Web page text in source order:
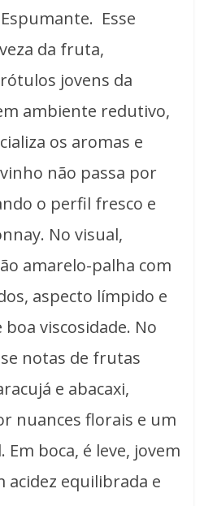
Esse
da fruta,
jovens da
ambiente redutivo,
os aromas e
não passa por
o perfil fresco e
No visual,
amarelo-palha com
aspecto límpido e
viscosidade. No
notas de frutas
e abacaxi,
nuances florais e um
Em boca, é leve, jovem
acidez equilibrada e